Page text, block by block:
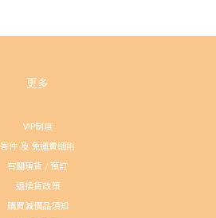
更多
VIP制度
寄件 及 免運費細則
有關現貨 / 預訂
退換貨政策
購買減價品須知